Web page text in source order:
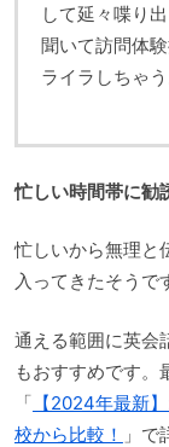
して延々喋り
聞いて訪問体
ライラしちゃ
忙しい時間帯に勧
忙しいから無理と
入ってきたそうで
通える範囲に英会
もおすすめです。
「 【2024年最新
校から比較！ 」で